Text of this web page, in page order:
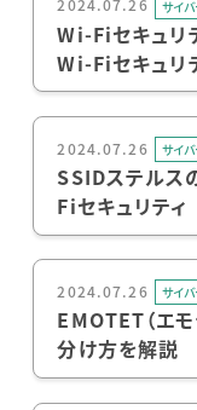
2024.07.26 サイ
Wi-Fiセキュ
Wi-Fiセキュリ
2024.07.26 サイ
SSIDステルス
Fiセキュリティ
2024.07.26 サイ
EMOTET（エ
分け方を解説